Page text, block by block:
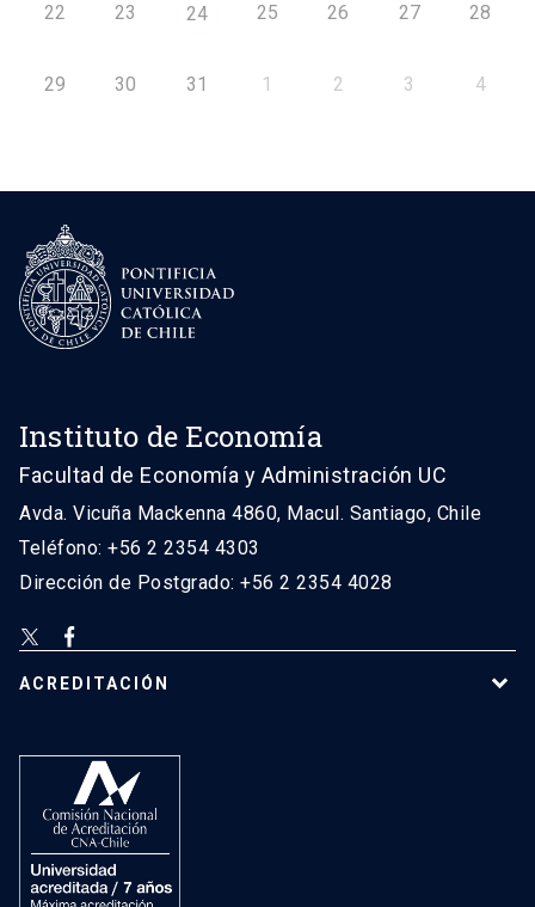
22 23 24 25 26 27 28
29 30 31 1 2 3 4
Instituto de Economía
Facultad de Economía y Administración UC
Avda. Vicuña Mackenna 4860, Macul. Santiago, Chile
Teléfono: +56 2 2354 4303
Dirección de Postgrado: +56 2 2354 4028
ACREDITACIÓN